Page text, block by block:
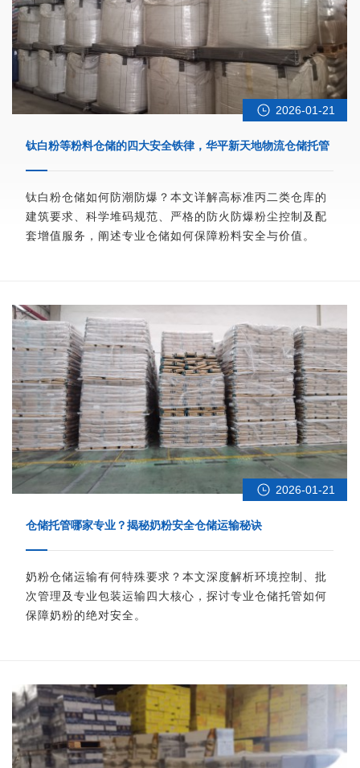
2026-01-21
钛白粉等粉料仓储的四大安全铁律，华平新天地物流仓储托管
钛白粉仓储如何防潮防爆？本文详解高标准丙二类仓库的
建筑要求、科学堆码规范、严格的防火防爆粉尘控制及配
套增值服务，阐述专业仓储如何保障粉料安全与价值。
2026-01-21
仓储托管哪家专业？揭秘奶粉安全仓储运输秘诀
奶粉仓储运输有何特殊要求？本文深度解析环境控制、批
次管理及专业包装运输四大核心，探讨专业仓储托管如何
保障奶粉的绝对安全。